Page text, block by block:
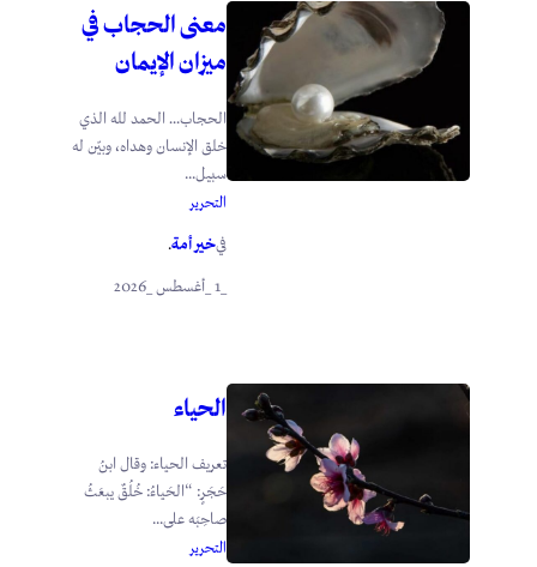
معنى الحجاب في
ميزان الإيمان
الحجاب… الحمد لله الذي
خلق الإنسان وهداه، وبيّن له
سبيل...
التحرير
فيخير أمة.
_1 _أغسطس _2026
الحياء
تعريف الحياء: وقال ابنُ
حَجَرٍ: “الحَياءُ: خُلُقٌ يبعَثُ
صاحِبَه على...
التحرير